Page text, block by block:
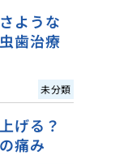
ような
歯治療
未分類
げる？
痛み